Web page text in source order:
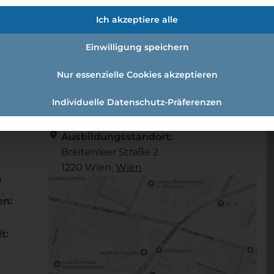
(w /m /d)
location_on Ausbildungsstandort:
Breitenleer Straße 2
1220 Wien, Wien
Ich akzeptiere alle
Einwilligung speichern
Nur essenzielle Cookies akzeptieren
Individuelle Datenschutz-Präferenzen